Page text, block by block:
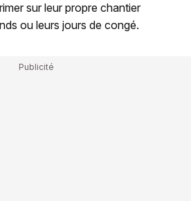
sur leur propre chantier
ou leurs jours de congé.